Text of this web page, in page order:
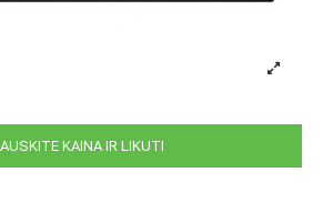
KAINA IR LIKUTI